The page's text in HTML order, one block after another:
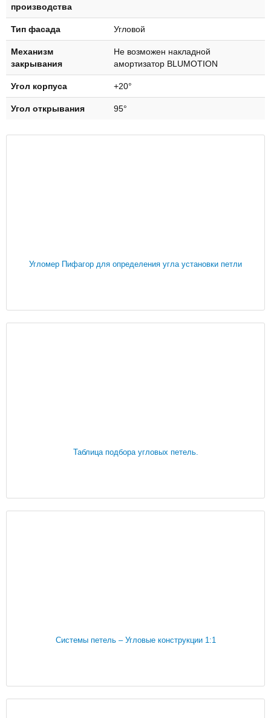
производства
Тип фасада Угловой
Механизм
закрывания
Не возможен накладной
амортизатор BLUMOTION
Угол корпуса +20°
Угол открывания 95°
Угломер Пифагор для определения угла установки петли
Таблица подбора угловых петель.
Системы петель – Угловые конструкции 1:1